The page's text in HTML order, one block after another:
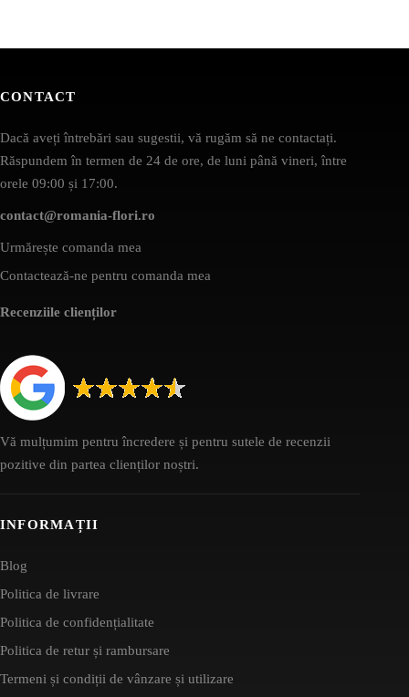
CONTACT
Dacă aveți întrebări sau sugestii, vă rugăm să ne contactați.
Răspundem în termen de 24 de ore, de luni până vineri, între
orele 09:00 și 17:00.
contact@romania-flori.ro
Urmărește comanda mea
Contactează-ne pentru comanda mea
Recenziile clienților
Vă mulțumim pentru încredere și pentru sutele de recenzii
pozitive din partea clienților noștri.
INFORMAȚII
Blog
Politica de livrare
Politica de confidențialitate
Politica de retur și rambursare
Termeni și condiții de vânzare și utilizare